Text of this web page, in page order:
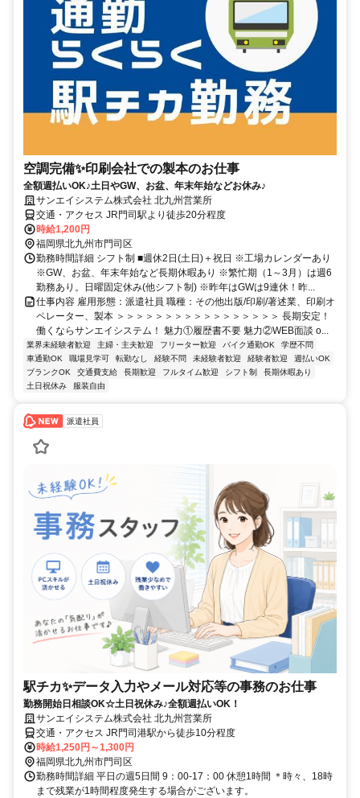
空調完備✨印刷会社での製本のお仕事
全額週払いOK♪土日やGW、お盆、年末年始などお休み♪
サンエイシステム株式会社 北九州営業所
交通・アクセス JR門司駅より徒歩20分程度
時給1,200円
福岡県北九州市門司区
勤務時間詳細 シフト制 ■週休2日(土日)＋祝日 ※工場カレンダーあり
※GW、お盆、年末年始など長期休暇あり ※繁忙期（1～3月）は週6
勤務あり。日曜固定休み(他シフト制) ※昨年はGWは9連休！昨...
仕事内容 雇用形態：派遣社員 職種：その他出版/印刷/著述業、印刷オ
ペレーター、製本 ＞＞＞＞＞＞＞＞＞＞＞＞＞＞＞＞＞ 長期安定！
働くならサンエイシステム！ 魅力①履歴書不要 魅力②WEB面談 o...
業界未経験者歓迎 主婦・主夫歓迎 フリーター歓迎 バイク通勤OK
学歴不問
車通勤OK
職場見学可 転勤なし 経験不問 未経験者歓迎 経験者歓迎
週払いOK
ブランクOK
交通費支給 長期歓迎 フルタイム歓迎 シフト制
長期休暇あり
土日祝休み
服装自由
派遣社員
駅チカ✨データ入力やメール対応等の事務のお仕事
勤務開始日相談OK☆土日祝休み♪全額週払いOK！
サンエイシステム株式会社 北九州営業所
交通・アクセス JR門司港駅から徒歩10分程度
時給1,250円～1,300円
福岡県北九州市門司区
勤務時間詳細 平日の週5日間 9：00-17：00 休憩1時間 ＊時々、18時
まで残業が1時間程度発生する場合がございます。